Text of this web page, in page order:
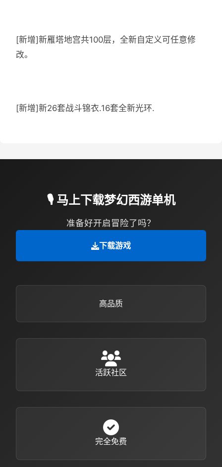
[新增]新雁塔地宫共100层，全新自定义可任意修
改。
[新增]新26套战斗锦衣.16套全新光环.
🎙️ 马上下载梦幻西游单机
准备好开启冒险了吗？
下载游戏
高品质
活跃社区
完全免费